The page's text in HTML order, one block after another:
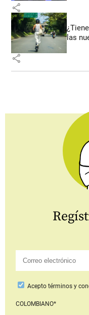
share
las
share
Aceptotérminos y
COLOMBIANO*